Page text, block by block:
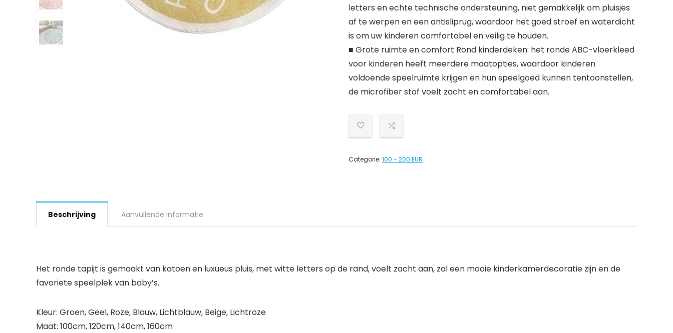
letters en echte technische ondersteuning, niet gemakkelijk om pluisjes
af te werpen en een antisliprug, waardoor het goed stroef en waterdicht
is om uw kinderen comfortabel en veilig te houden.
■ Grote ruimte en comfort Rond kinderdeken: het ronde ABC-vloerkleed
voor kinderen heeft meerdere maatopties, waardoor kinderen
voldoende speelruimte krijgen en hun speelgoed kunnen tentoonstellen,
de microfiber stof voelt zacht en comfortabel aan.
Categorie: 100 - 200 EUR
Beschrijving Aanvullende informatie
Het ronde tapijt is gemaakt van katoen en luxueus pluis, met witte letters op de rand, voelt zacht aan, zal een mooie kinderkamerdecoratie zijn en de
favoriete speelplek van baby’s.
Kleur: Groen, Geel, Roze, Blauw, Lichtblauw, Beige, Lichtroze
Maat: 100cm, 120cm, 140cm, 160cm